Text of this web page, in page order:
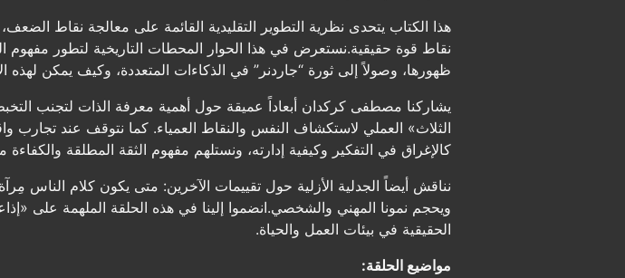
هذا الكتاب يتحدى نظرية التطوير التقليدية القائمة على معالجة نقاط
ظهورها، وصولاً إلى ثورة “جاردنر” في الذكاءات المتعددة، وكيف يمكن
يشاركنا مصطفى كركدان أبعاداً عميقة حول أهمية معرفة الذات لتجنب
الثلاث» العملي لاستكشاف النفس والنقاط العمياء. كما نتوقف عند
كالإغراق في التفكير وكيفية إدارته، ونستلهم مفهوم الثقة المطلقة
نناقش أيضاً الجدلية الأزلية حول تقييمات الآخرين: متى يكون كلام الناس
ويحجم نمونا المهني والشخصي.انضموا إلينا في هذه الحلقة الملهمة على
الحقيقية في بيئات العمل والحياة.
مواضيع الحلقة: